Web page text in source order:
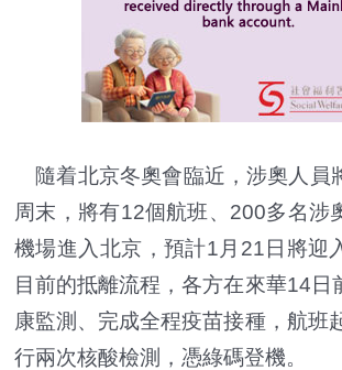
隨着北京冬奧會臨近，涉奧人員
周末，將有12個航班、200多名涉
機場進入北京，預計1月21日將迎
目前的抵離流程，各方在來華14日
康監測、完成全程疫苗接種，航班
行兩次核酸檢測，憑綠碼登機。